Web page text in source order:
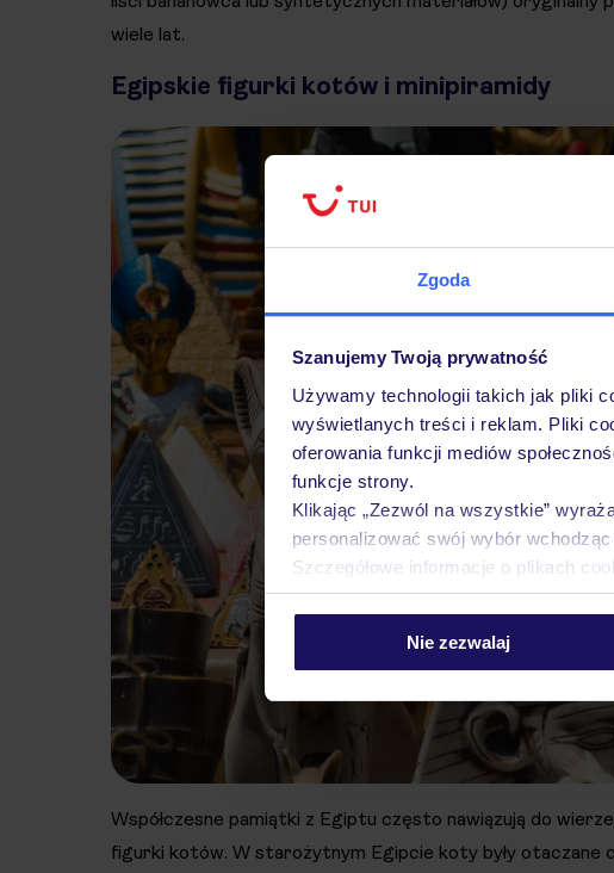
Zgoda
Szanujemy Twoją prywatność
Używamy technologii takich jak pliki
wyświetlanych treści i reklam. Pliki
oferowania funkcji mediów
funkcje strony.
Klikając „Zezwól na wszystkie”
personalizować swój wybór wchodząc
Szczegółowe informacje o plikach
Nie zezwalaj
wiele lat.
Egipskie figurki kotów i minipiramidy
Współczesne pamiątki z Egiptu często nawiązują do
figurki kotów. W starożytnym Egipcie koty były